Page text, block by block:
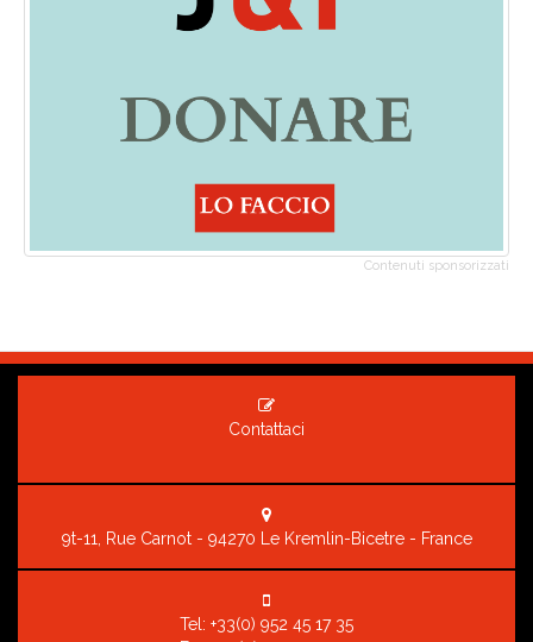
Contenuti sponsorizzati
Contattaci
9t-11, Rue Carnot - 94270 Le Kremlin-Bicetre - France
Tel: +33(0) 952 45 17 35